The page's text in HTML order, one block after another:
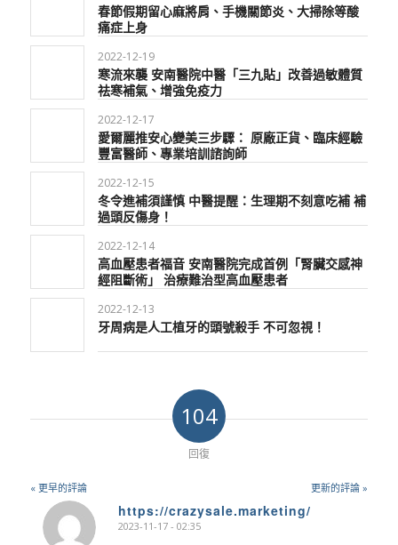
春節假期留心麻將肩、手機關節炎、大掃除等酸
痛症上身
2022-12-19
寒流來襲 安南醫院中醫「三九貼」改善過敏體質
祛寒補氣、增強免疫力
2022-12-17
愛爾麗推安心變美三步驟： 原廠正貨、臨床經驗
豐富醫師、專業培訓諮詢師
2022-12-15
冬令進補須謹慎 中醫提醒：生理期不刻意吃補 補
過頭反傷身！
2022-12-14
高血壓患者福音 安南醫院完成首例「腎臟交感神
經阻斷術」 治療難治型高血壓患者
2022-12-13
牙周病是人工植牙的頭號殺手 不可忽視！
104
回復
« 更早的評論 更新的評論 »
https://crazysale.marketing/
says:
2023-11-17 - 02:35